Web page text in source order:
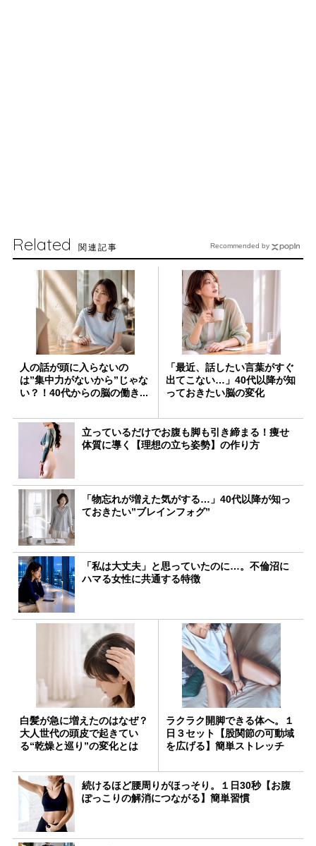
Related 関連記事
人の話が頭に入らないの
は”集中力がないから”じゃな
い？！40代からの脳の働き...
「最近、話したい言葉がすぐ
出てこない…」40代以降が知
っておきたい脳の変化
立っているだけでお腹も脚も引き締まる！痩せ
体質に導く【理想の立ち姿勢】の作り方
「物忘れが増えた気がする…」40代以降が知っ
ておきたい”ブレインフォグ”
「私は大丈夫」と思っていたのに…。不倫沼に
ハマる女性に共通する特徴
白髪が急に増えたのはなぜ？
大人世代の頭皮で起きてい
る“乾燥と巡り”の変化とは
ラクラク開脚できる体へ。１
日３セット【股関節の可動域
を広げる】簡単ストレッチ
続けるほど腰周りがほっそり。１日30秒【お腹
ぽっこりの解消につながる】簡単習慣
Recommended by